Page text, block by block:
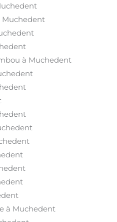
Muchedent
à Muchedent
à Muchedent